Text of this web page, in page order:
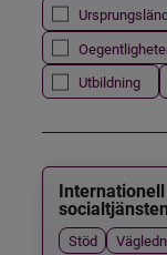
Utbildning
socialtjänsten
Stöd